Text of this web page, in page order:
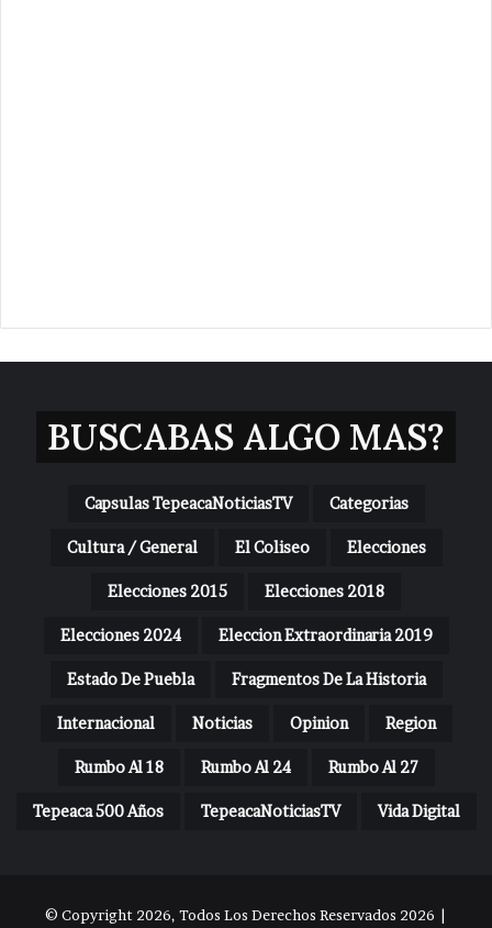
BUSCABAS ALGO MAS?
Capsulas TepeacaNoticiasTV Categorias
Cultura / General El Coliseo Elecciones
Elecciones 2015 Elecciones 2018
Elecciones 2024 Eleccion Extraordinaria 2019
Estado De Puebla Fragmentos De La Historia
Internacional Noticias Opinion Region
Rumbo Al 18 Rumbo Al 24 Rumbo Al 27
Tepeaca 500 Años TepeacaNoticiasTV Vida Digital
© Copyright 2026, Todos Los Derechos Reservados 2026 |